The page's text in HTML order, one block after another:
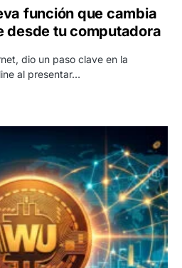
función que cambia
desde tu computadora
dio un paso clave en la
al presentar…